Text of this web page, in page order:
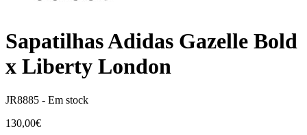
Sapatilhas Adidas Gazelle Bold
x Liberty London
JR8885 - Em stock
130,00€